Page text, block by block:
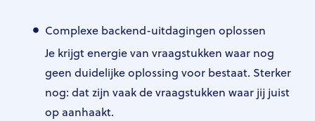
Complexe backend-uitdagingen oplossen
Je krijgt energie van vraagstukken waar nog
geen duidelijke oplossing voor bestaat. Sterker
nog: dat zijn vaak de vraagstukken waar jij juist
op aanhaakt.